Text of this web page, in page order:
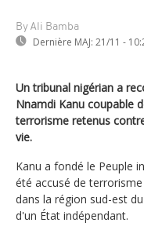
By Ali Bamba
Dernière MAJ: 21/11 -
Un tribunal nigérian a
Nnamdi Kanu coupable
terrorisme retenus
vie.
Kanu a fondé le Peuple
été accusé de
dans la région sud-est
d'un État indépendant.